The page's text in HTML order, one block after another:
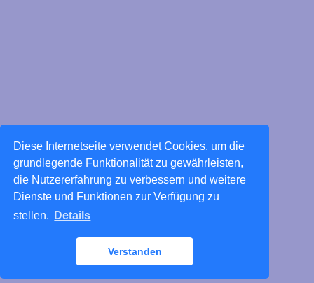
Diese Internetseite verwendet Cookies, um die
grundlegende Funktionalität zu gewährleisten,
die Nutzererfahrung zu verbessern und weitere
Dienste und Funktionen zur Verfügung zu
stellen.
Details
Verstanden